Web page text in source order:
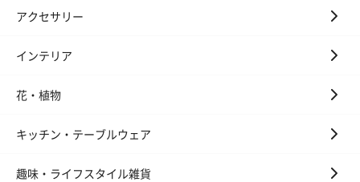
お酒にぴったりのおつまみ・サプリを同梱してお届けいたしま
アクセサリー
インテリア
花・植物
キッチン・テーブルウェア
趣味・ライフスタイル雑貨